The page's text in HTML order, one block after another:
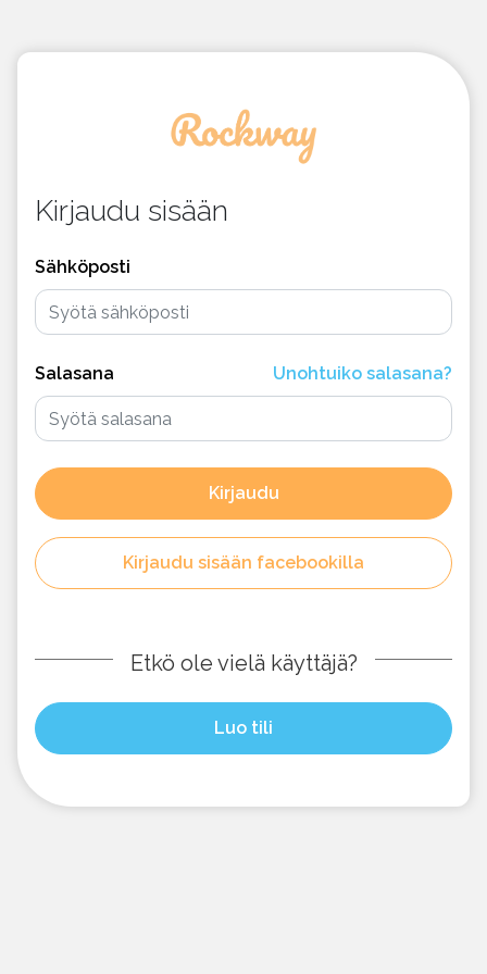
Kirjaudu sisään
Sähköposti
Salasana Unohtuiko salasana?
Kirjaudu
Kirjaudu sisään facebookilla
Etkö ole vielä käyttäjä?
Luo tili